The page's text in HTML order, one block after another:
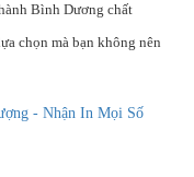
Bình Dương chất
chọn mà bạn không nên